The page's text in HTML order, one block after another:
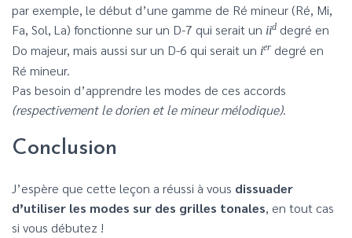
par exemple, le début d’une gamme de Ré mineur (Ré, Mi,
Fa, Sol, La) fonctionne sur un D-7 qui serait un iid degré en
Do majeur, mais aussi sur un D-6 qui serait un ier degré en
Ré mineur.
Pas besoin d’apprendre les modes de ces accords
(respectivement le dorien et le mineur mélodique).
Conclusion
J’espère que cette leçon a réussi à vous dissuader
d’utiliser les modes sur des grilles tonales, en tout cas
si vous débutez !